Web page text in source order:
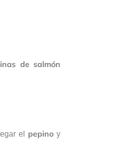
de salmón
el pepino y